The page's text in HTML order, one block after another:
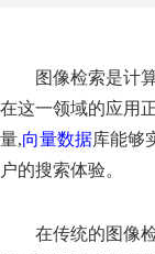
图像检索是计
在这一领域的应用
量,向量数据库能够
户的搜索体验。
在传统的图像